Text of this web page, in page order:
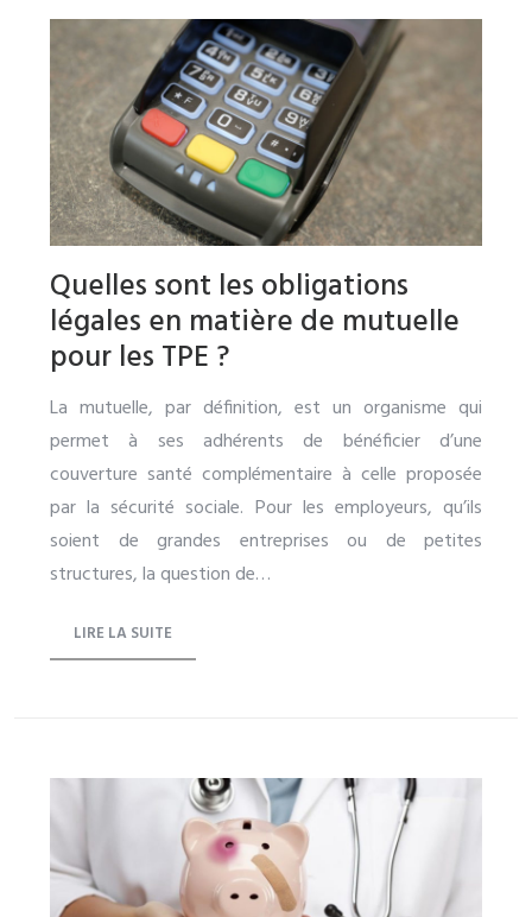
Quelles sont les obligations
légales en matière de mutuelle
pour les TPE ?
La mutuelle, par définition, est un organisme qui
permet à ses adhérents de bénéficier d’une
couverture santé complémentaire à celle proposée
par la sécurité sociale. Pour les employeurs, qu’ils
soient de grandes entreprises ou de petites
structures, la question de…
LIRE LA SUITE